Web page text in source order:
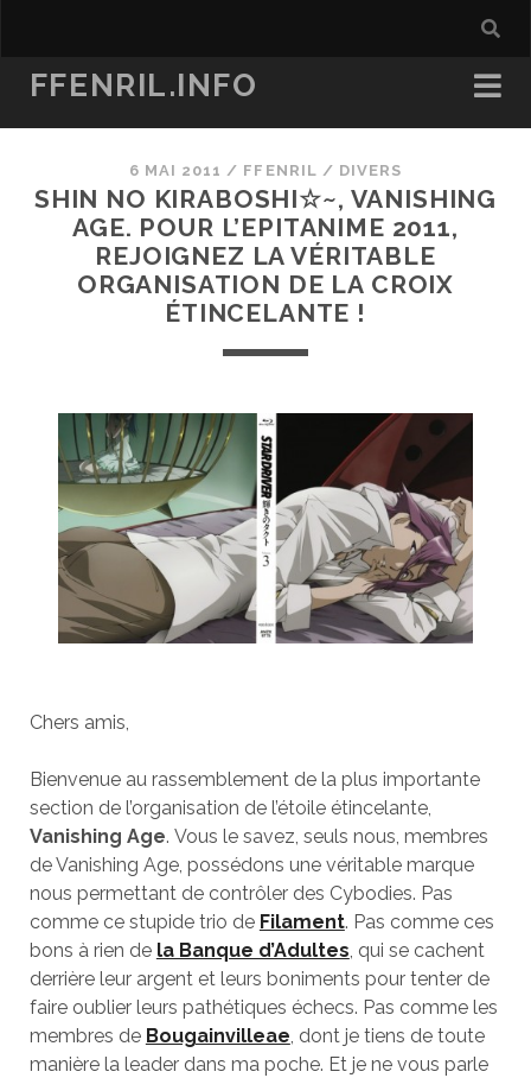
FFENRIL.INFO
6 MAI 2011 / FFENRIL / DIVERS
SHIN NO KIRABOSHI☆~, VANISHING
AGE. POUR L’EPITANIME 2011,
REJOIGNEZ LA VÉRITABLE
ORGANISATION DE LA CROIX
ÉTINCELANTE !
Chers amis,
Bienvenue au rassemblement de la plus importante
section de l’organisation de l’étoile étincelante,
Vanishing Age. Vous le savez, seuls nous, membres
de Vanishing Age, possédons une véritable marque
nous permettant de contrôler des Cybodies. Pas
comme ce stupide trio de Filament. Pas comme ces
bons à rien de la Banque d’Adultes, qui se cachent
derrière leur argent et leurs boniments pour tenter de
faire oublier leurs pathétiques échecs. Pas comme les
membres de Bougainvilleae, dont je tiens de toute
manière la leader dans ma poche. Et je ne vous parle